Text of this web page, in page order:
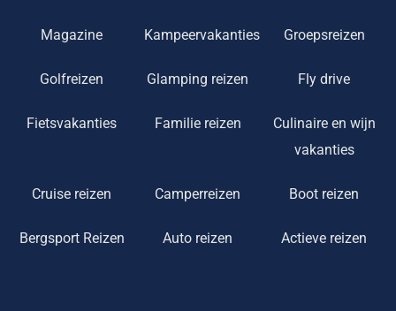
Magazine Kampeervakanties Groepsreizen
Golfreizen Glamping reizen Fly drive
Fietsvakanties Familie reizen
Culinaire en wijn
vakanties
Cruise reizen Camperreizen Boot reizen
Bergsport Reizen Auto reizen Actieve reizen